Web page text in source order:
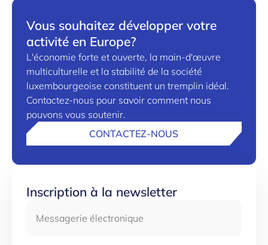
Vous souhaitez développer votre
activité en Europe?
L'économie forte et ouverte, la main-d'œuvre
multiculturelle et la stabilité de la société
luxembourgeoise constituent un tremplin idéal.
Contactez-nous pour savoir comment nous
pouvons vous soutenir.
CONTACTEZ-NOUS
Inscription à la newsletter